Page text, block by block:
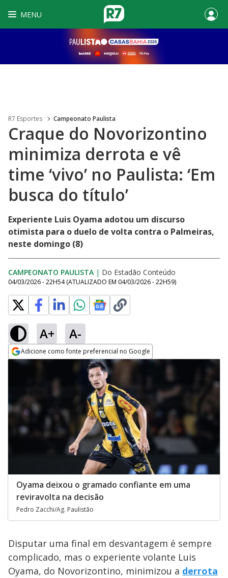
MENU
R7 Esportes Campeonato Paulista
Craque do Novorizontino
minimiza derrota e vê
time ‘vivo’ no Paulista: ‘Em
busca do título’
Experiente Luis Oyama adotou um discurso
otimista para o duelo de volta contra o Palmeiras,
neste domingo (8)
CAMPEONATO PAULISTA | Do Estadão Conteúdo
04/03/2026 - 22H54 (ATUALIZADO EM 04/03/2026 - 22H59)
A+ A-
Adicione como fonte preferencial no Google
Opens in new window
Oyama deixou o gramado confiante em uma
reviravolta na decisão
Pedro Zacchi/Ag. Paulistão
Disputar uma final em desvantagem é sempre
complicado, mas o experiente volante Luis
Oyama, do Novorizontino, minimizou a derrota